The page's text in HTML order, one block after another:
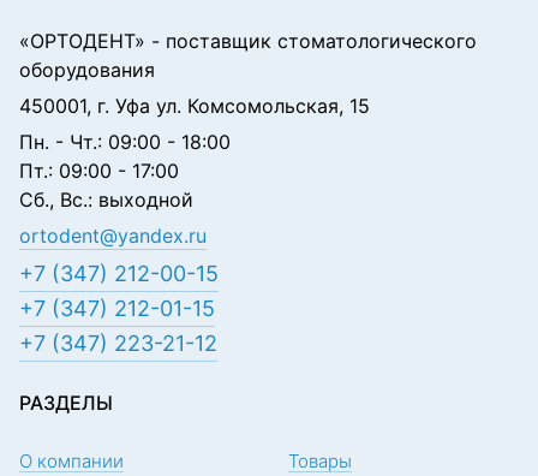
«ОРТОДЕНТ» - поставщик стоматологического
оборудования
450001, г. Уфа ул. Комсомольская, 15
Пн. - Чт.: 09:00 - 18:00
Пт.: 09:00 - 17:00
Сб., Вс.: выходной
ortodent@yandex.ru
+7 (347) 212-00-15
+7 (347) 212-01-15
+7 (347) 223-21-12
РАЗДЕЛЫ
О компании
Товары